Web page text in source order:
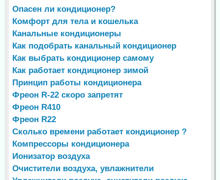
Опасен ли кондиционер?
Комфорт для тела и кошелька
Канальные кондиционеры
Как подобрать канальный кондиционер
Как выбрать кондиционер самому
Как работает кондиционер зимой
Принцип работы кондиционера
Фреон R-22 скоро запретят
Фреон R410
Фреон R22
Сколько времени работает кондиционер ?
Компрессоры кондиционера
Ионизатор воздуха
Очистители воздуха, увлажнители